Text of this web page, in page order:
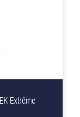
Extrême